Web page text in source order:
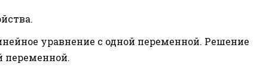
уравнение с одной переменной. Решение
переменной.